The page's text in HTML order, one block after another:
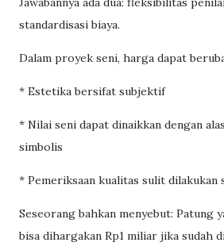
standardisasi biaya.
Dalam proyek seni, harga dapat
* Estetika bersifat subjektif
* Nilai seni dapat dinaikkan dengan
simbolis
* Pemeriksaan kualitas sulit dilakukan
Seseorang bahkan menyebut: Patung
bisa dihargakan Rp1 miliar jika sudah